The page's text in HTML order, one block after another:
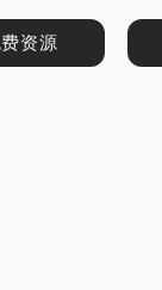
资源